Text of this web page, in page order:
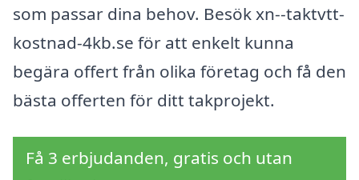
som passar dina behov. Besök xn--taktvtt-
kostnad-4kb.se för att enkelt kunna
begära offert från olika företag och få den
bästa offerten för ditt takprojekt.
Få 3 erbjudanden, gratis och utan